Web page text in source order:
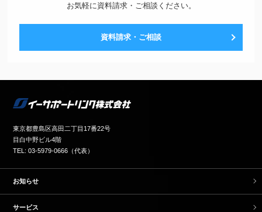
お気軽に資料請求・ご相談ください。
資料請求・ご相談
東京都豊島区高田二丁目17番22号
目白中野ビル4階
TEL: 03-5979-0666（代表）
お知らせ
サービス